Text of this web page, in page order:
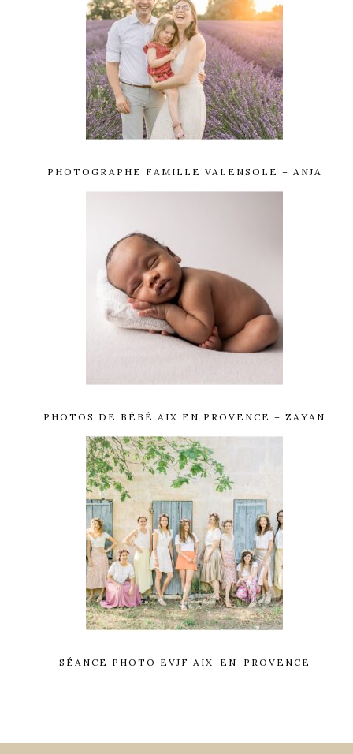
PHOTOGRAPHE FAMILLE VALENSOLE – ANJA
PHOTOS DE BÉBÉ AIX EN PROVENCE – ZAYAN
SÉANCE PHOTO EVJF AIX-EN-PROVENCE